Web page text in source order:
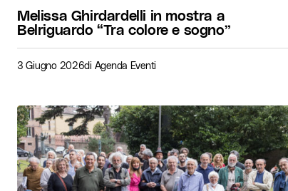
Melissa Ghirdardelli in mostra a
Belriguardo “Tra colore e sogno”
3 Giugno 2026di Agenda Eventi